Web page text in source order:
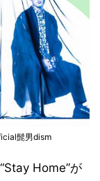
髭男dism
Home”が